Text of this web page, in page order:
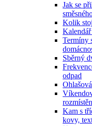
Jak se
Kolik
Termíny
Sběrný
odpad
Kam s
kovy,